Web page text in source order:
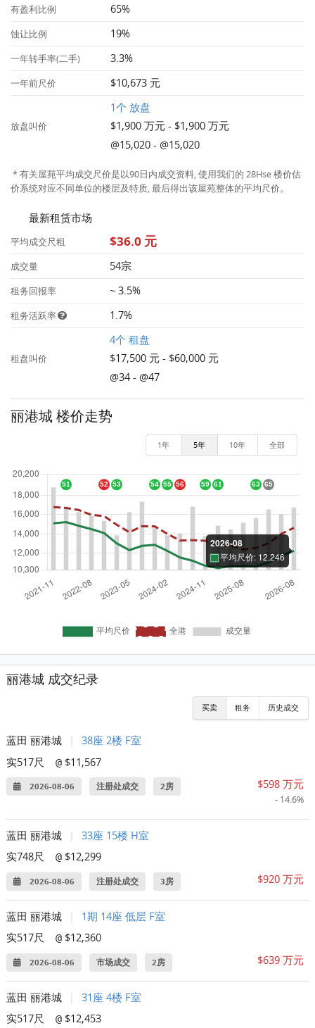
有盈利比例 65%
蚀让比例 19%
一年转手率(二手) 3.3%
一年前尺价 $10,673 元
放盘叫价
1个 放盘
$1,900 万元 - $1,900 万元
@15,020 - @15,020
* 有关屋苑平均成交尺价是以90日内成交资料, 使用我们的 28Hse 楼价估
价系统对应不同单位的楼层及特质, 最后得出该屋苑整体的平均尺价。
最新租赁市场
平均成交尺租 $36.0 元
成交量 54宗
租务回报率 ~ 3.5%
租务活跃率 1.7%
租盘叫价
4个 租盘
$17,500 元 - $60,000 元
@34 - @47
丽港城 楼价走势
1年 5年 10年 全部
丽港城 成交纪录
买卖 租务 历史成交
蓝田 丽港城
38座 2楼 F室
实517尺
@ $11,567
2026-08-06 注册处成交 2房 $598 万元
- 14.6%
蓝田 丽港城
33座 15楼 H室
实748尺
@ $12,299
2026-08-06 注册处成交 3房 $920 万元
蓝田 丽港城
1期 14座 低层 F室
实517尺
@ $12,360
2026-08-06 市场成交 2房 $639 万元
蓝田 丽港城
31座 4楼 F室
实517尺
@ $12,453